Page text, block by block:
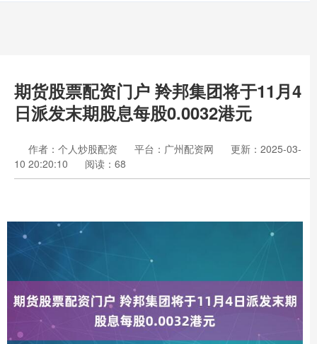
期货股票配资门户 羚邦集团将于11月4
日派发末期股息每股0.0032港元
作者：个人炒股配资 平台：广州配资网
更新：2025-03-
10 20:20:10
阅读：68